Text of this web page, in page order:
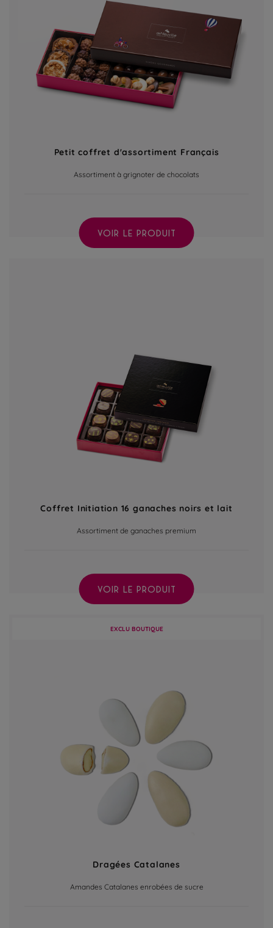
Petit coffret d'assortiment Français
Assortiment à grignoter de chocolats
VOIR LE PRODUIT
Coffret Initiation 16 ganaches noirs et lait
Assortiment de ganaches premium
VOIR LE PRODUIT
EXCLU BOUTIQUE
Dragées Catalanes
Amandes Catalanes enrobées de sucre